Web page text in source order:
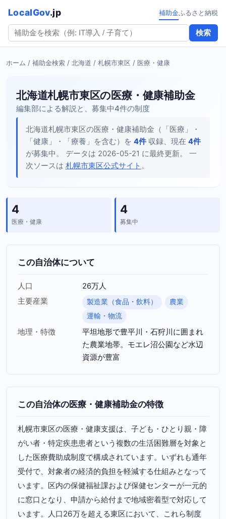
LocalGov.jp
検索
補助金ふるさと納税
ホーム / 補助金検索 / 北海道 / 札幌市東区 / 医療・健康
北海道札幌市東区の医療・健康補助金
編集部による解説と、募集中4件の制度
北海道札幌市東区の医療・健康補助金（「医療」・
「健康」・「療養」を含む）を 4件 収録、現在 4件
が募集中。 データは 2026-05-21 に最終更新。 一
次ソースは 札幌市東区公式サイト 。
4
医療・健康
4
募集中
この自治体について
人口
26万人
主要産業
製造業（食品・飲料）
農業
運輸・物流
地理・特徴
平坦地形で豊平川・石狩川に囲まれ
た農業地帯。モエレ沼公園など水辺
資源が豊富
この自治体の医療・健康補助金の特徴
札幌市東区の医療・健康支援は、子ども・ひとり親・障
がい者・特定疾患患者という複数の生活困難層を対象と
した医療費助成制度で構成されています。いずれも通年
受付で、対象者の経済的負担を軽減する仕組みとなって
います。区内の保健福祉課および保健センターが一元的
に窓口となり、申請から給付まで地域密着型で対応して
います。人口26万を超える東区において、これら制度